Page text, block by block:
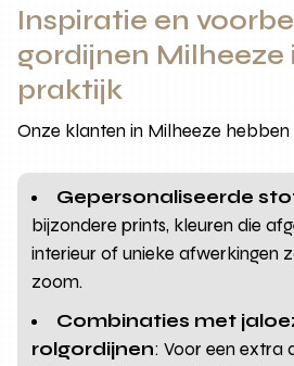
Inspiratie en
gordijnen Milheeze
praktijk
Onze klanten in Milheeze
Gepersonaliseerde
bijzondere prints, kleuren die
interieur of unieke afwerkingen
zoom.
Combinaties met
rolgordijnen: Voor een extra